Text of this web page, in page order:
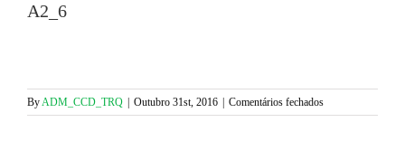
A2_6
ByADM_CCD_TRQ Outubro 31st, 2016 Comentários fechadosem
A2_6